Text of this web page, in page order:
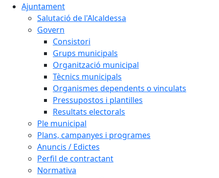
Ajuntament
Salutació de l'Alcaldessa
Govern
Consistori
Grups municipals
Organització municipal
Tècnics municipals
Organismes dependents o vinculats
Pressupostos i plantilles
Resultats electorals
Ple municipal
Plans, campanyes i programes
Anuncis / Edictes
Perfil de contractant
Normativa